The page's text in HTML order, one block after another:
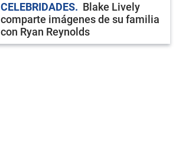
CELEBRIDADES
Blake Lively
comparte imágenes de su familia
con Ryan Reynolds